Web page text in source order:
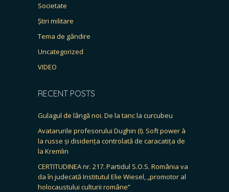
Societate
Știri militare
Tema de gândire
Uncategorized
VIDEO
RECENT POSTS
Gulagul de lângă noi. De la tanc la curcubeu
Avatarurile profesorului Dughin (I). Soft power à
la russe și disidența controlată de caracatița de
la Kremlin
CERTITUDINEA nr. 217. Partidul S.O.S. România va
da în judecată Institutul Elie Wiesel, „promotor al
holocaustului culturii române”